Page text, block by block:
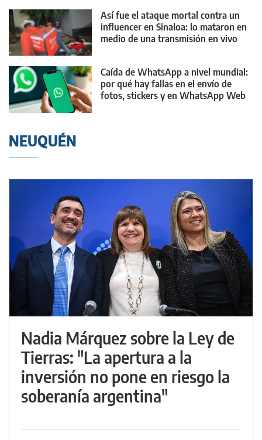
Así fue el ataque mortal contra un
influencer en Sinaloa: lo mataron en
medio de una transmisión en vivo
Caída de WhatsApp a nivel mundial:
por qué hay fallas en el envío de
fotos, stickers y en WhatsApp Web
NEUQUÉN
Nadia Márquez sobre la Ley de
Tierras: "La apertura a la
inversión no pone en riesgo la
soberanía argentina"